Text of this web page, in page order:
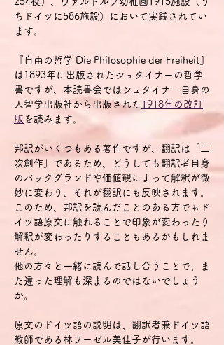
ちドイツに586施設）において実践されてい
ます。
『自由の哲学 Die Philosophie der Freiheit』
は1893年に出版されたシュタイナーの哲学
書ですが、本読書会ではシュタイナー自身の
人智学出版社から出版された 1918年の改訂
版 を読みます。
邦訳がいくつもある著作ですが、翻訳は「二
次創作」であるため、どうしても翻訳者自身
のバックグランドや価値観によって解釈が微
妙に変わり、それが翻訳にも反映されます。
このため、邦訳を読んだことのある方でもド
イツ語原文に触れることで印象が変わったり
解釈が変わったりすることもあるかもしれま
せん。
他の方々と一緒に読んで話し合うことで、ま
た違った理解も深まるのではないでしょう
か。
原文のドイツ語の説明は、翻訳者兼ドイツ語
教師である林フーゼル美佳子が行います。